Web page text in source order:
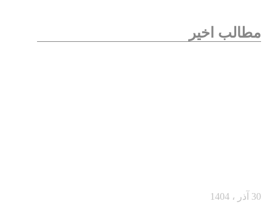
مطالب اخیر
30 آذر ، 1404